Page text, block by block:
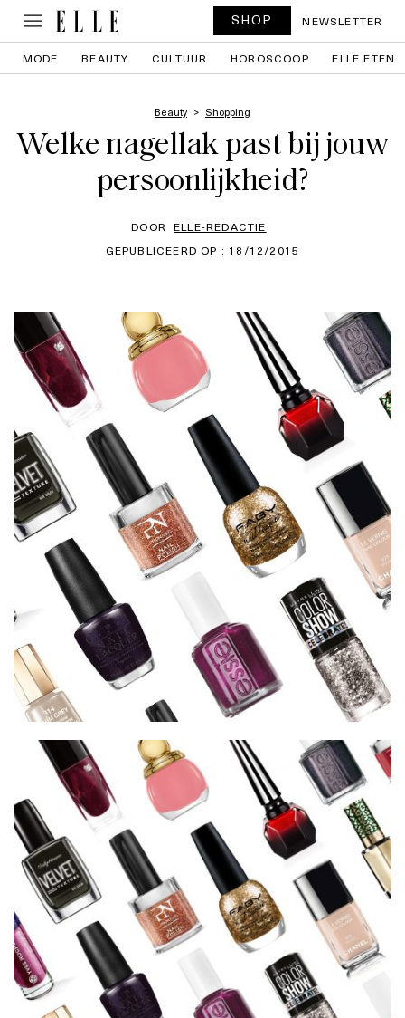
SHOP NEWSLETTER
MODE BEAUTY CULTUUR HOROSCOOP ELLE ETEN
Beauty Shopping
Welke nagellak past bij jouw
persoonlijkheid?
DOOR ELLE-REDACTIE
GEPUBLICEERD OP : 18/12/2015